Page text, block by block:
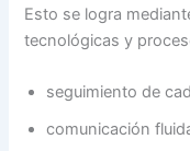
Esto se logra
tecnológicas y
seguimiento de
comunicación